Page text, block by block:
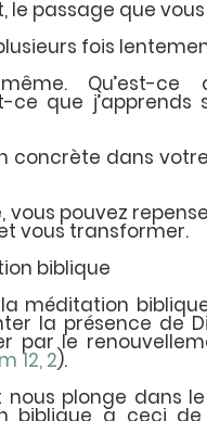
le passage que
fois
Qu’est-
ce que
concrète dans
vous pouvez
vous transformer.
biblique
méditation
la présence de
par le
12, 2).
nous plonge dans
biblique a ceci